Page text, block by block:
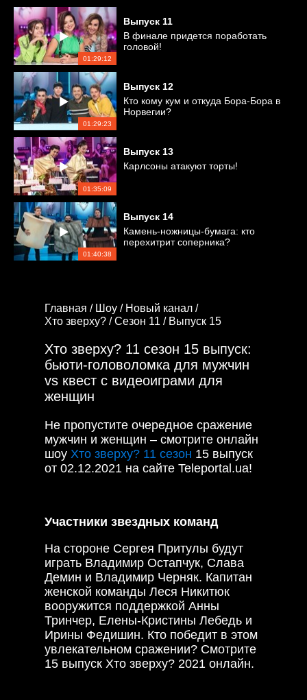
01:29:12
Выпуск 11
В финале придется поработать
головой!
01:29:23
Выпуск 12
Кто кому кум и откуда Бора-Бора в
Норвегии?
01:35:09
Выпуск 13
Карлсоны атакуют торты!
01:40:38
Выпуск 14
Камень-ножницы-бумага: кто
перехитрит соперника?
Главная / Шоу / Новый канал /
Хто зверху? /Сезон 11 / Выпуск 15
Хто зверху? 11 сезон 15 выпуск:
бьюти-головоломка для мужчин
vs квест с видеоиграми для
женщин
Не пропустите очередное сражение
мужчин и женщин – смотрите онлайн
шоу Хто зверху? 11 сезон 15 выпуск
от 02.12.2021 на сайте Teleportal.ua!
Участники звездных команд
На стороне Сергея Притулы будут
играть Владимир Остапчук, Слава
Демин и Владимир Черняк. Капитан
женской команды Леся Никитюк
вооружится поддержкой Анны
Тринчер, Елены-Кристины Лебедь и
Ирины Федишин. Кто победит в этом
увлекательном сражении? Смотрите
15 выпуск Хто зверху? 2021 онлайн.